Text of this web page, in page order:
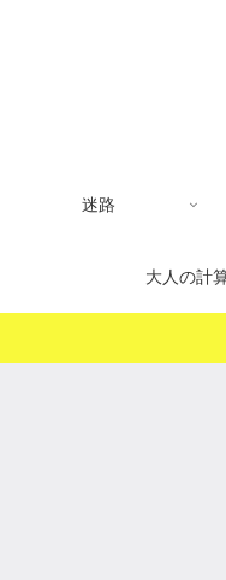
迷路
大人の計